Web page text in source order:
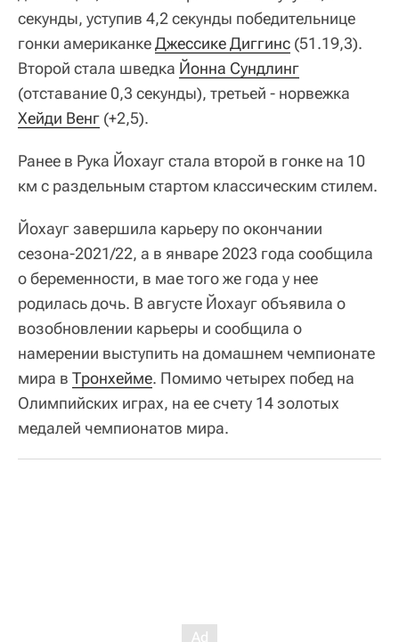
секунды, уступив 4,2 секунды победительнице
гонки американкеДжессике Диггинс (51.19,3).
Второй стала шведка Йонна Сундлинг
(отставание 0,3 секунды), третьей - норвежка
Хейди Венг (+2,5).
Ранее в Рука Йохауг стала второй в гонке на 10
км с раздельным стартом классическим стилем.
Йохауг завершила карьеру по окончании
сезона‑2021/22, а в январе 2023 года сообщила
о беременности, в мае того же года у нее
родилась дочь. В августе Йохауг объявила о
возобновлении карьеры и сообщила о
намерении выступить на домашнем чемпионате
мира в Тронхейме. Помимо четырех побед на
Олимпийских играх, на ее счету 14 золотых
медалей чемпионатов мира.